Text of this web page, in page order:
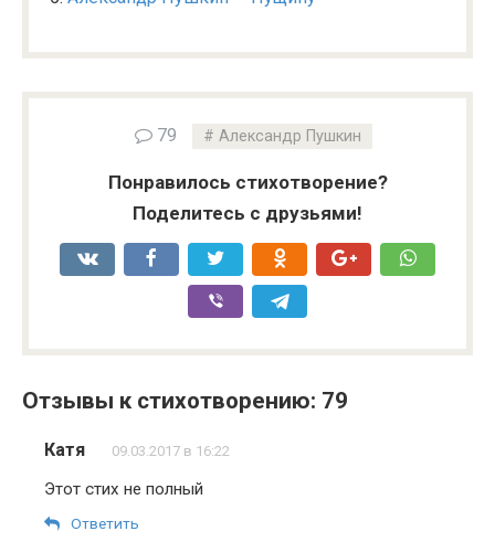
79 Александр Пушкин
Понравилось стихотворение?
Поделитесь с друзьями!
Отзывы к стихотворению: 79
Катя 09.03.2017 в 16:22
Этот стих не полный
Ответить